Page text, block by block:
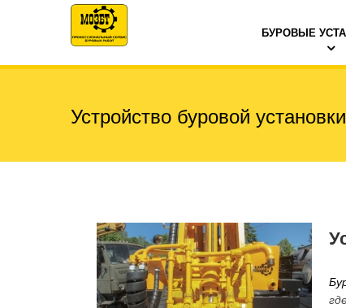
БУРОВЫЕ
Устройство буровой